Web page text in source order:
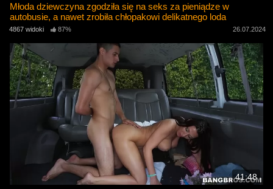
Młoda dziewczyna zgodziła się na seks za pieniądze w
autobusie, a nawet zrobiła chłopakowi delikatnego loda
4867 widoki 87% 26.07.2024
41:48